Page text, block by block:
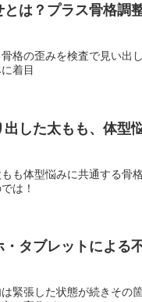
は？プラス骨格調
格の歪みを検査で見い出
着目
した太もも、体型
も体型悩みに共通する骨
は！
タブレットによる
緊張した状態が続きその